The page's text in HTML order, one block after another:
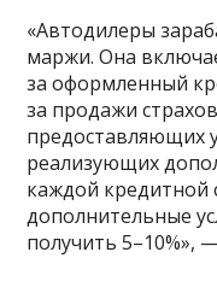
«Автодилеры
маржи. Она
за оформленный
за продажи
предоставляющих
реализующих
каждой кредитной
дополнительные
получить 5–10%»,